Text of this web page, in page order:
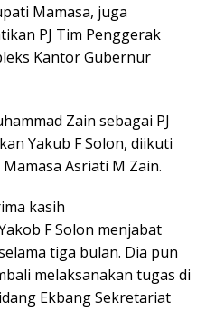
Mamasa, juga
PJ Tim Penggerak
Kantor Gubernur
Zain sebagai PJ
Yakub F Solon, diikuti
Asriati M Zain.
kasih
F Solon menjabat
tiga bulan. Dia pun
melaksanakan tugas di
Ekbang Sekretariat